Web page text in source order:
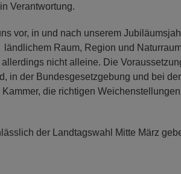
Verantwortung.
vor, in und nach unserem
Raum, Region und
nicht alleine. Die
in der Bundesgesetzgebung und bei
die richtigen
der Landtagswahl Mitte März